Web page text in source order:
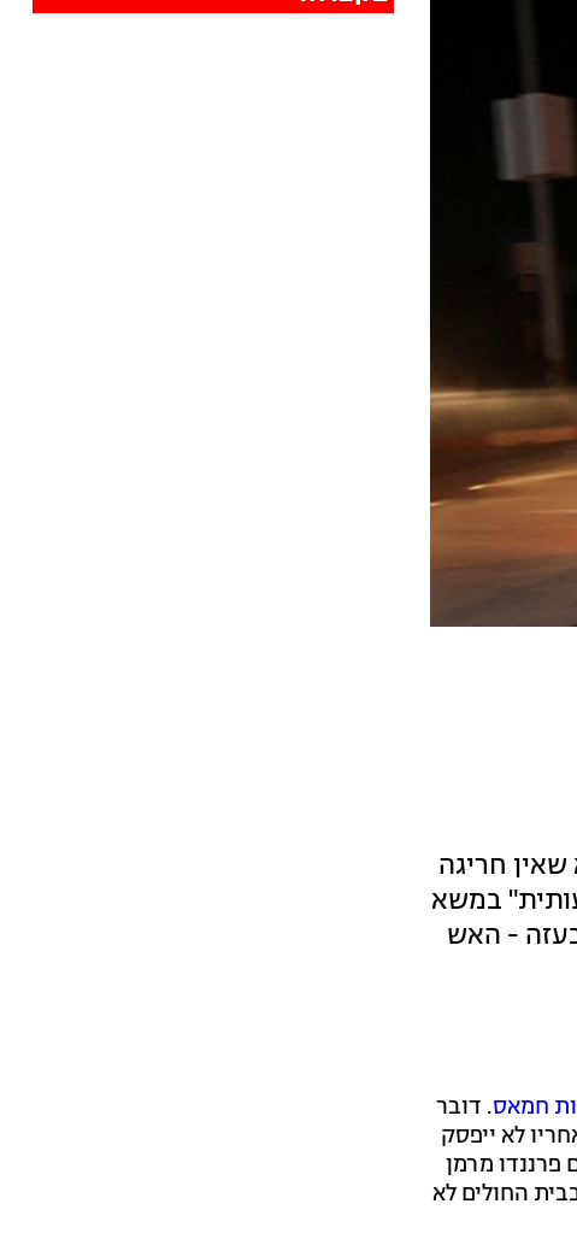
חריגה
במשא
בעזה - האש
חמאס. דובר
לא ייפסק
פרננדו מרמן
החולים לא